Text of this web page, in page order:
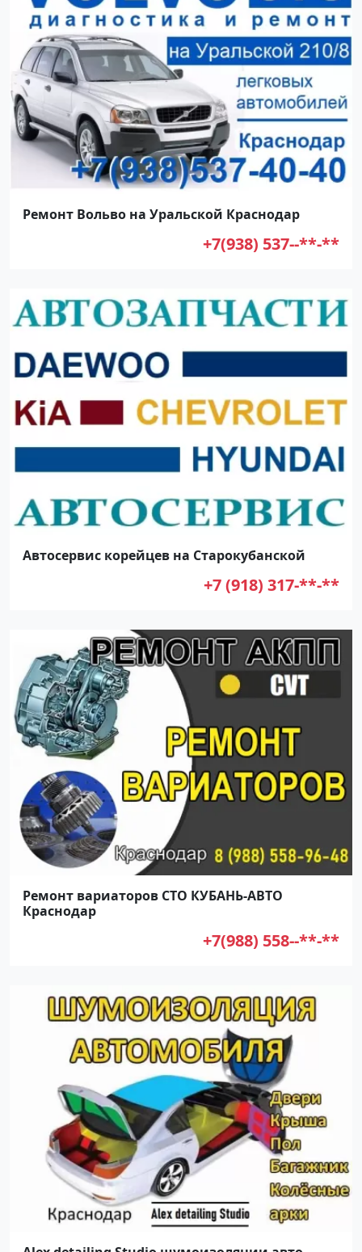
Ремонт Вольво на Уральской Краснодар
+7(938) 537--**-**
Автосервис корейцев на Старокубанской
+7 (918) 317-**-**
Ремонт вариаторов СТО КУБАНЬ-АВТО
Краснодар
+7(988) 558--**-**